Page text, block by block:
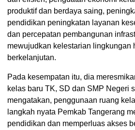
produktif dan berdaya saing,
pendidikan peningkatan layanan
dan percepatan pembangunan
mewujudkan kelestarian lingkungan
berkelanjutan.
Pada kesempatan itu, dia
kelas baru TK, SD dan SMP Negeri
mengatakan, penggunaan ruang
langkah nyata Pemkab Tangerang
pendidikan dan memperluas akses